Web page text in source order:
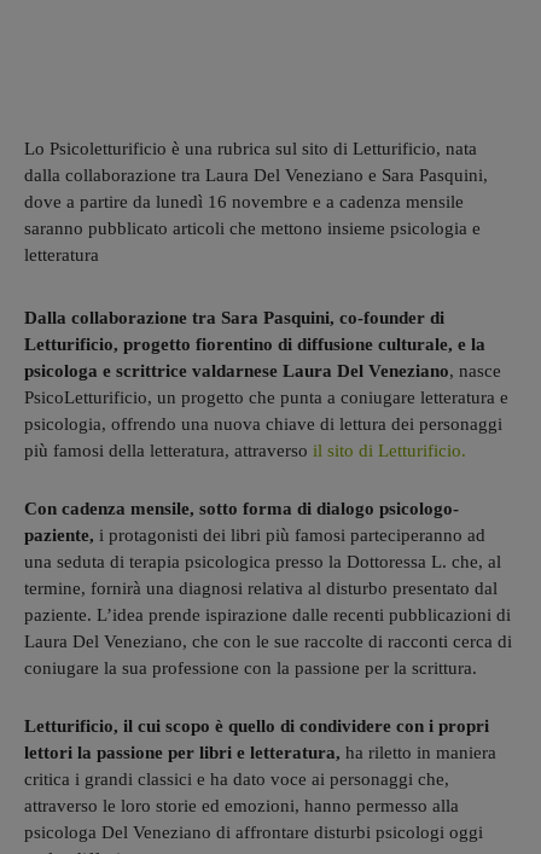
Lo Psicoletturificio è una rubrica sul sito di Letturificio, nata
dalla collaborazione tra Laura Del Veneziano e Sara Pasquini,
dove a partire da lunedì 16 novembre e a cadenza mensile
saranno pubblicato articoli che mettono insieme psicologia e
letteratura
Dalla collaborazione tra Sara Pasquini, co-founder di
Letturificio, progetto fiorentino di diffusione culturale, e la
psicologa e scrittrice valdarnese Laura Del Veneziano, nasce
PsicoLetturificio, un progetto che punta a coniugare letteratura e
psicologia, offrendo una nuova chiave di lettura dei personaggi
più famosi della letteratura, attraverso il sito di Letturificio.
Con cadenza mensile, sotto forma di dialogo psicologo-
paziente, i protagonisti dei libri più famosi parteciperanno ad
una seduta di terapia psicologica presso la Dottoressa L. che, al
termine, fornirà una diagnosi relativa al disturbo presentato dal
paziente. L’idea prende ispirazione dalle recenti pubblicazioni di
Laura Del Veneziano, che con le sue raccolte di racconti cerca di
coniugare la sua professione con la passione per la scrittura.
Letturificio, il cui scopo è quello di condividere con i propri
lettori la passione per libri e letteratura, ha riletto in maniera
critica i grandi classici e ha dato voce ai personaggi che,
attraverso le loro storie ed emozioni, hanno permesso alla
psicologa Del Veneziano di affrontare disturbi psicologi oggi